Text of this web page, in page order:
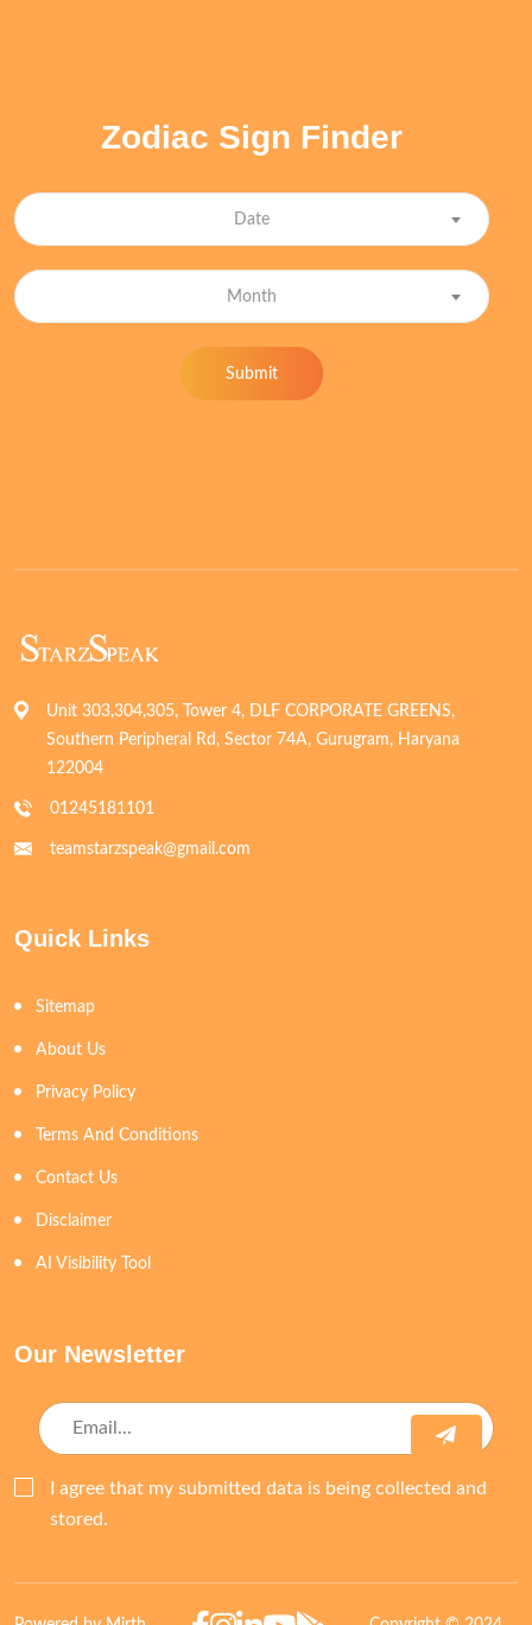
Zodiac Sign Finder
Date
Month
Submit
Unit 303,304,305, Tower 4, DLF CORPORATE GREENS,
Southern Peripheral Rd, Sector 74A, Gurugram, Haryana
122004
01245181101
teamstarzspeak@gmail.com
Quick Links
Sitemap
About Us
Privacy Policy
Terms And Conditions
Contact Us
Disclaimer
AI Visibility Tool
Our Newsletter
I agree that my submitted data is being collected and
stored.